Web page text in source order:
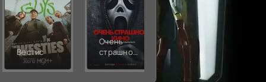
Вестис
Очень
страшное
кино
Живая
ярость